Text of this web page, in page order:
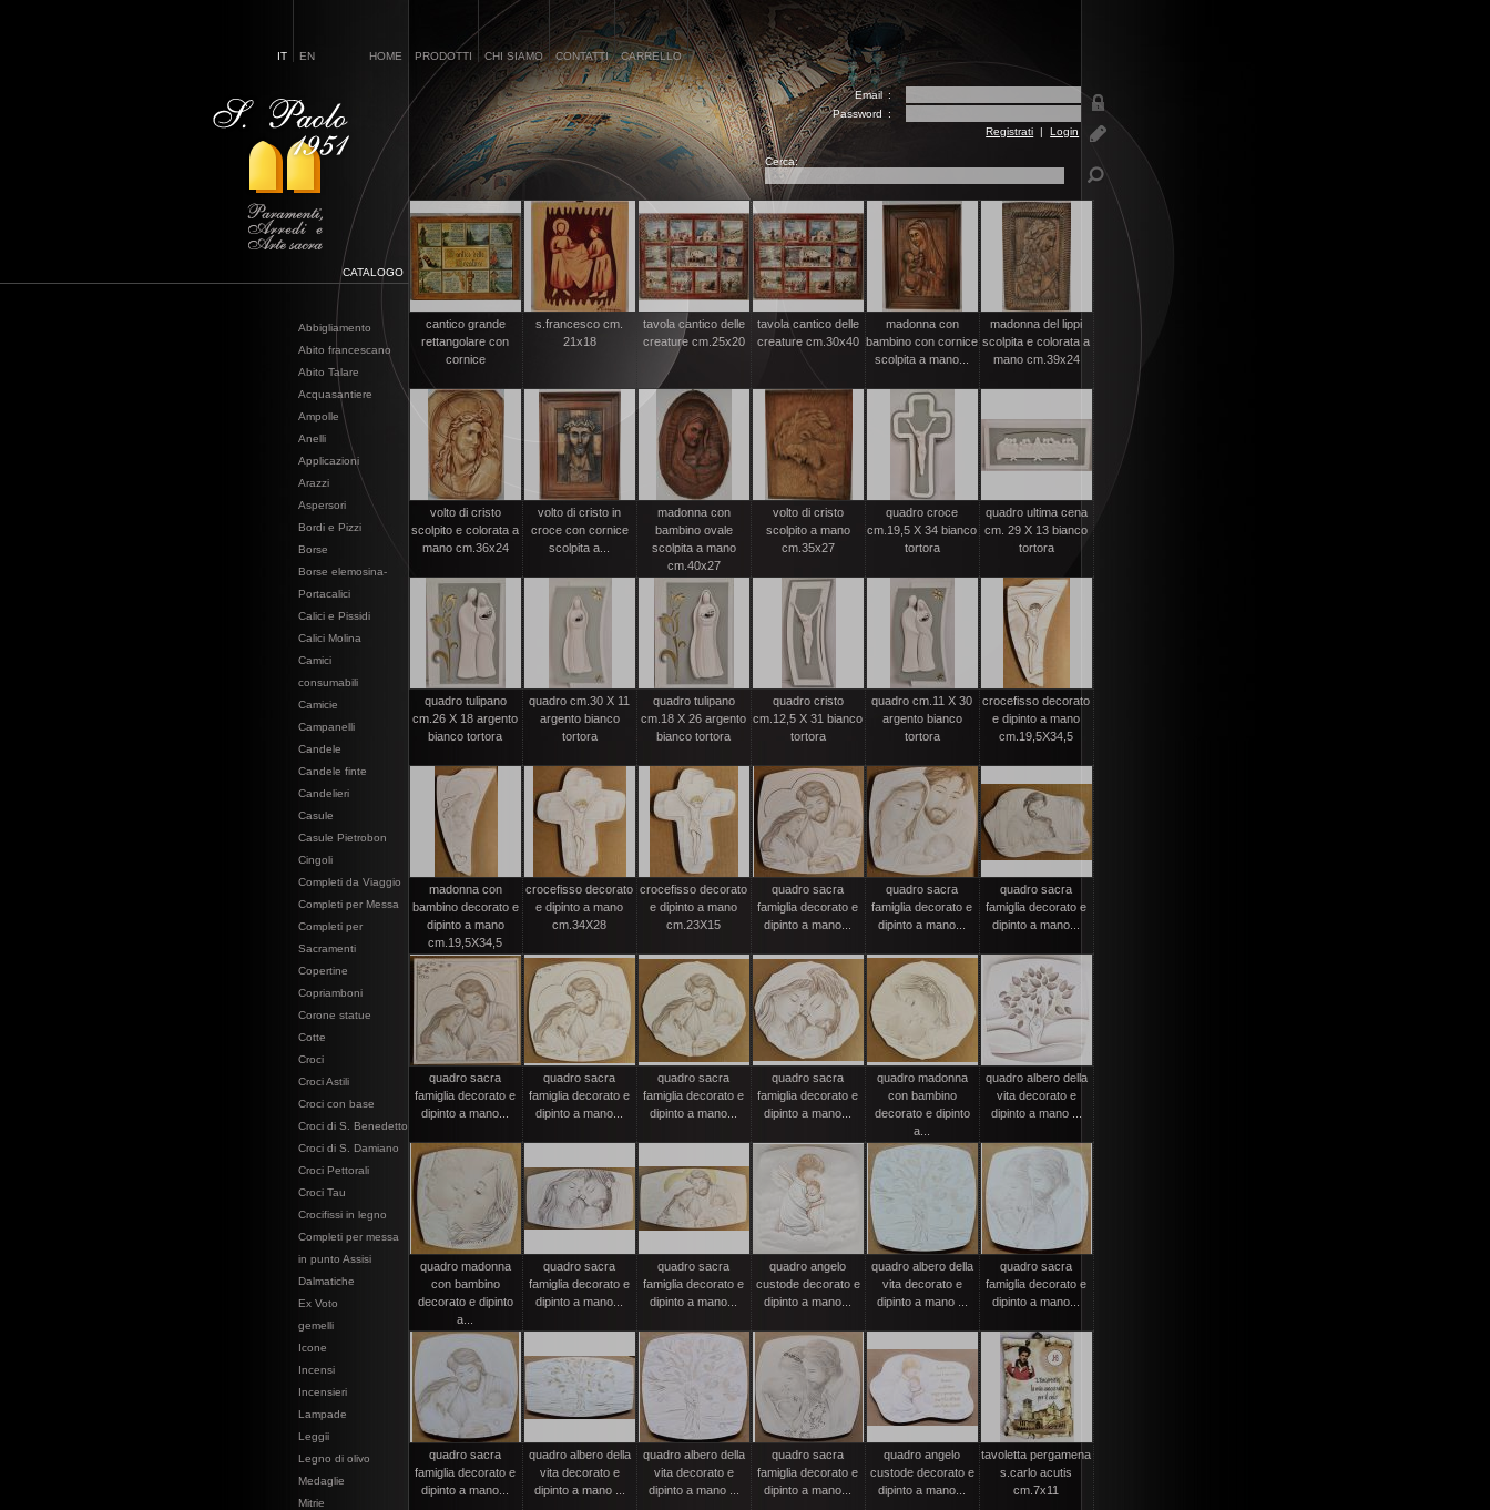
IT EN HOME PRODOTTI CHI SIAMO CONTATTI CARRELLO
Email :
Password :
Registrati |Login
Cerca:
CATALOGO
Abbigliamento
Abito francescano
Abito Talare
Acquasantiere
Ampolle
Anelli
Applicazioni
Arazzi
Aspersori
Bordi e Pizzi
Borse
Borse elemosina-
Portacalici
Calici e Pissidi
Calici Molina
Camici
consumabili
Camicie
Campanelli
Candele
Candele finte
Candelieri
Casule
Casule Pietrobon
Cingoli
Completi da Viaggio
Completi per Messa
Completi per
Sacramenti
Copertine
Copriamboni
Corone statue
Cotte
Croci
Croci Astili
Croci con base
Croci di S. Benedetto
Croci di S. Damiano
Croci Pettorali
Croci Tau
Crocifissi in legno
Completi per messa
in punto Assisi
Dalmatiche
Ex Voto
gemelli
Icone
Incensi
Incensieri
Lampade
Leggii
Legno di olivo
Medaglie
Mitrie
cantico grande
rettangolare con
cornice
s.francesco cm.
21x18
tavola cantico delle
creature cm.25x20
tavola cantico delle
creature cm.30x40
madonna con
bambino con cornice
scolpita a mano...
madonna del lippi
scolpita e colorata a
mano cm.39x24
volto di cristo
scolpito e colorata a
mano cm.36x24
volto di cristo in
croce con cornice
scolpita a...
madonna con
bambino ovale
scolpita a mano
cm.40x27
volto di cristo
scolpito a mano
cm.35x27
quadro croce
cm.19,5 X 34 bianco
tortora
quadro ultima cena
cm. 29 X 13 bianco
tortora
quadro tulipano
cm.26 X 18 argento
bianco tortora
quadro cm.30 X 11
argento bianco
tortora
quadro tulipano
cm.18 X 26 argento
bianco tortora
quadro cristo
cm.12,5 X 31 bianco
tortora
quadro cm.11 X 30
argento bianco
tortora
crocefisso decorato
e dipinto a mano
cm.19,5X34,5
madonna con
bambino decorato e
dipinto a mano
cm.19,5X34,5
crocefisso decorato
e dipinto a mano
cm.34X28
crocefisso decorato
e dipinto a mano
cm.23X15
quadro sacra
famiglia decorato e
dipinto a mano...
quadro sacra
famiglia decorato e
dipinto a mano...
quadro sacra
famiglia decorato e
dipinto a mano...
quadro sacra
famiglia decorato e
dipinto a mano...
quadro sacra
famiglia decorato e
dipinto a mano...
quadro sacra
famiglia decorato e
dipinto a mano...
quadro sacra
famiglia decorato e
dipinto a mano...
quadro madonna
con bambino
decorato e dipinto
a...
quadro albero della
vita decorato e
dipinto a mano ...
quadro madonna
con bambino
decorato e dipinto
a...
quadro sacra
famiglia decorato e
dipinto a mano...
quadro sacra
famiglia decorato e
dipinto a mano...
quadro angelo
custode decorato e
dipinto a mano...
quadro albero della
vita decorato e
dipinto a mano ...
quadro sacra
famiglia decorato e
dipinto a mano...
quadro sacra
famiglia decorato e
dipinto a mano...
quadro albero della
vita decorato e
dipinto a mano ...
quadro albero della
vita decorato e
dipinto a mano ...
quadro sacra
famiglia decorato e
dipinto a mano...
quadro angelo
custode decorato e
dipinto a mano...
tavoletta pergamena
s.carlo acutis
cm.7x11